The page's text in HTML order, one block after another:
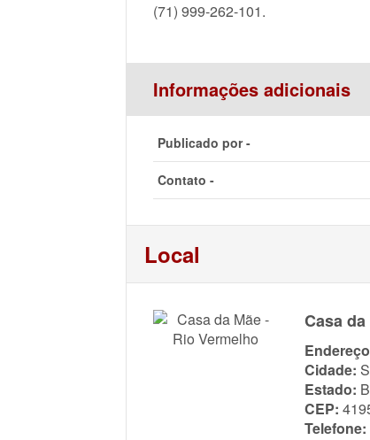
(71) 999-262-101.
Informações adicionais
Publicado por -
Contato -
Local
Casa
Cidade:
Estado:
CEP:
Telefone: